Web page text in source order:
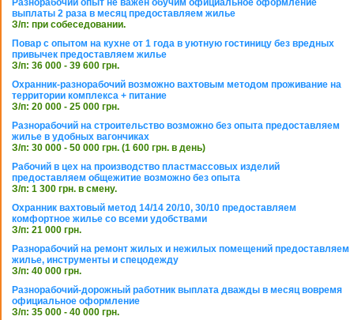
Разнорабочий опыт не важен обучим официальное оформление
выплаты 2 раза в месяц предоставляем жилье
З/п: при собеседовании.
Повар с опытом на кухне от 1 года в уютную гостиницу без вредных
привычек предоставляем жилье
З/п: 36 000 - 39 600 грн.
Охранник-разнорабочий возможно вахтовым методом проживание на
территории комплекса + питание
З/п: 20 000 - 25 000 грн.
Разнорабочий на строительство возможно без опыта предоставляем
жилье в удобных вагончиках
З/п: 30 000 - 50 000 грн. (1 600 грн. в день)
Рабочий в цех на производство пластмассовых изделий
предоставляем общежитие возможно без опыта
З/п: 1 300 грн. в смену.
Охранник вахтовый метод 14/14 20/10, 30/10 предоставляем
комфортное жилье со всеми удобствами
З/п: 21 000 грн.
Разнорабочий на ремонт жилых и нежилых помещений предоставляем
жилье, инструменты и спецодежду
З/п: 40 000 грн.
Разнорабочий-дорожный работник выплата дважды в месяц вовремя
официальное оформление
З/п: 35 000 - 40 000 грн.